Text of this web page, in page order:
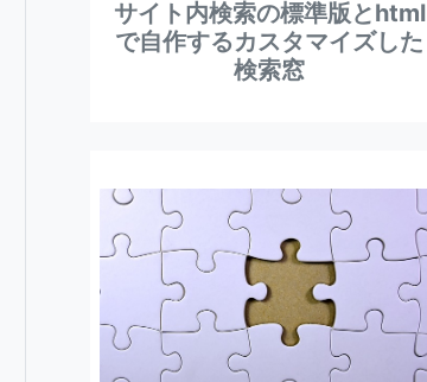
サイト内検索の標準版とhtml
で自作するカスタマイズした
検索窓